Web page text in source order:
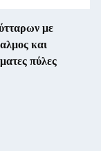
με
και
πύλες